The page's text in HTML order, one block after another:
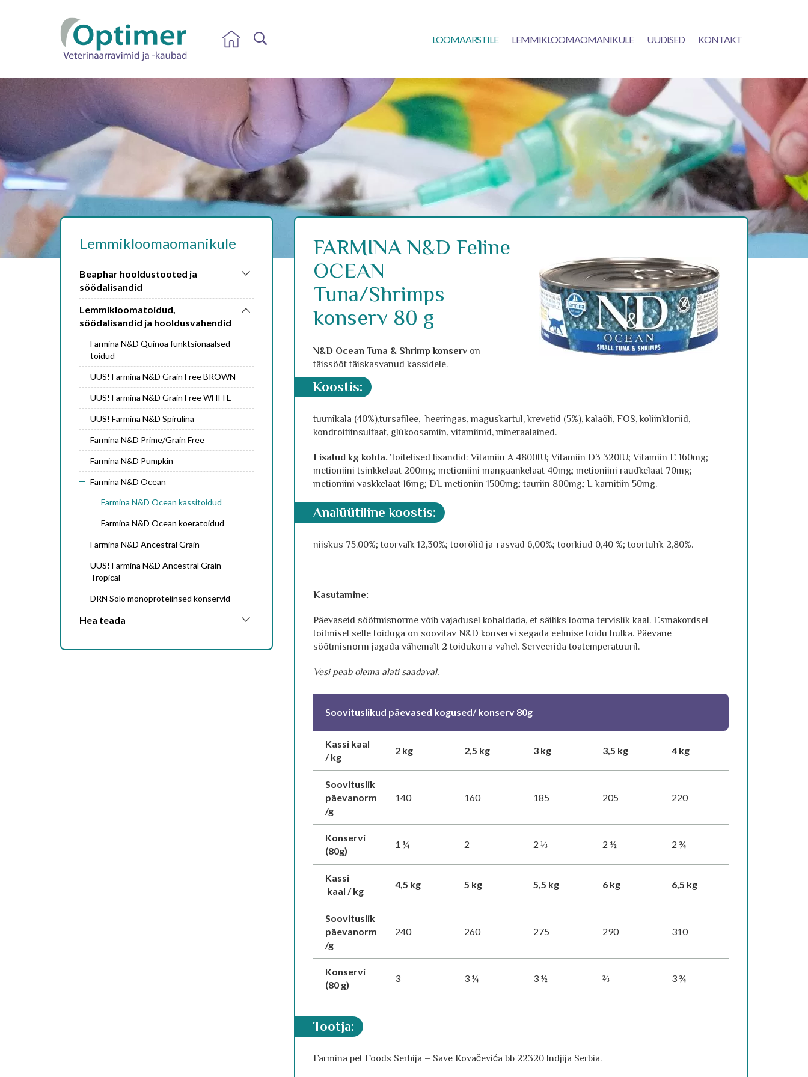
LOOMAARSTILE LEMMIKLOOMAOMANIKULE UUDISED KONTAKT
Lemmikloomaomanikule
Beaphar hooldustooted ja
söödalisandid
Lemmikloomatoidud,
söödalisandid ja hooldusvahendid
Farmina N&D Quinoa funktsionaalsed
toidud
UUS! Farmina N&D Grain Free BROWN
UUS! Farmina N&D Grain Free WHITE
UUS! Farmina N&D Spirulina
Farmina N&D Prime/Grain Free
Farmina N&D Pumpkin
Farmina N&D Ocean
Farmina N&D Ocean kassitoidud
Farmina N&D Ocean koeratoidud
Farmina N&D Ancestral Grain
UUS! Farmina N&D Ancestral Grain
Tropical
DRN Solo monoproteiinsed konservid
Hea teada
FARMINA N&D Feline
OCEAN
Tuna/Shrimps
konserv 80 g
N&D Ocean Tuna & Shrimp konserv on
täissööt täiskasvanud kassidele.
koostis:
tuunikala (40%),tursafilee, heeringas, maguskartul, krevetid (5%), kalaõli, FOS, koliinkloriid,
kondroitiinsulfaat, glükoosamiin, vitamiinid, mineraalained.
Lisatud kg kohta.Toitelised lisandid: Vitamiin A 4800IU; Vitamiin D3 320IU; Vitamiin E 160mg;
metioniini tsinkkelaat 200mg; metioniini mangaankelaat 40mg; metioniini raudkelaat 70mg;
metioniini vaskkelaat 16mg; DL-metioniin 1500mg; tauriin 800mg; L-karnitiin 50mg.
analüütiline koostis:
niiskus 75.00%; toorvalk 12,30%; toorõlid ja-rasvad 6,00%; toorkiud 0,40 %; toortuhk 2,80%.
Kasutamine:
Päevaseid söötmisnorme võib vajadusel kohaldada, et säiliks looma tervislik kaal. Esmakordsel
toitmisel selle toiduga on soovitav N&D konservi segada eelmise toidu hulka. Päevane
söötmisnorm jagada vähemalt 2 toidukorra vahel. Serveerida toatemperatuuril.
Vesi peab olema alati saadaval.
Soovituslikud päevased kogused/ konserv 80g
Kassi kaal
/ kg
2 kg 2,5 kg 3 kg 3,5 kg 4 kg
Soovituslik
päevanorm
/g
140 160 185 205 220
Konservi
(80g)
1 ¼ 2 2 ⅓ 2 ½ 2 ¾
Kassi
kaal / kg
4,5 kg 5 kg 5,5 kg 6 kg 6,5 kg
Soovituslik
päevanorm
/g
240 260 275 290 310
Konservi
(80 g)
3 3 ¼ 3 ½ ⅔ 3 ¾
tootja:
Farmina pet Foods Serbija – Save Kovačevića bb 22320 Indjija Serbia.